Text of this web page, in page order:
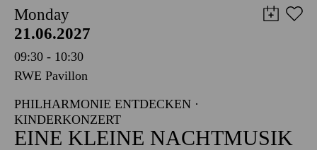
Monday
21.06.2027
09:30 - 10:30
RWE Pavillon
PHILHARMONIE ENTDECKEN ·
KINDERKONZERT
EINE KLEINE NACHTMUSIK